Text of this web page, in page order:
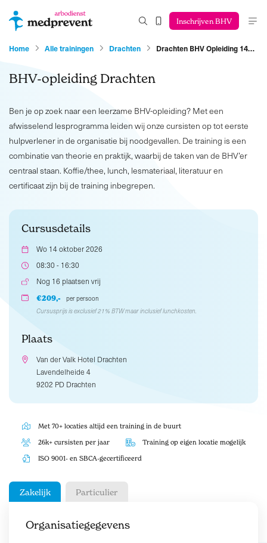
Inschrijven BHV
Home Alle trainingen Drachten Drachten BHV Opleiding 14…
BHV-opleiding Drachten
Ben je op zoek naar een leerzame BHV-opleiding? Met een
afwisselend lesprogramma leiden wij onze cursisten op tot eerste
hulpverlener in de organisatie bij noodgevallen. De training is een
combinatie van theorie en praktijk, waarbij de taken van de BHV’er
centraal staan. Koffie/thee, lunch, lesmateriaal, literatuur en
certificaat zijn bij de training inbegrepen.
Cursusdetails
Wo 14 oktober 2026
08:30 - 16:30
Nog 16 plaatsen vrij
€209,-
per persoon
Cursusprijs is exclusief 21% BTW maar inclusief lunchkosten.
Plaats
Van der Valk Hotel Drachten
Lavendelheide 4
9202 PD Drachten
Met 70+ locaties altijd een training in de buurt
26k+ cursisten per jaar Training op eigen locatie mogelijk
ISO 9001- en SBCA-gecertificeerd
Zakelijk Particulier
Organisatiegegevens